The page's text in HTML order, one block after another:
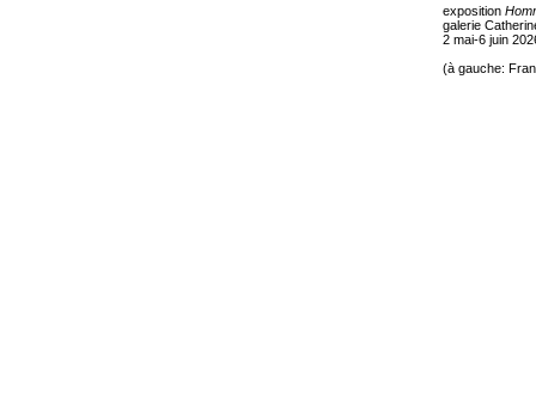
exposition
galerie
2 mai-6 juin
(à gauche: